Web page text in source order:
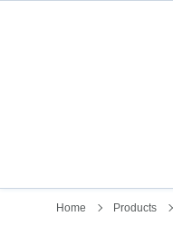
Home Products